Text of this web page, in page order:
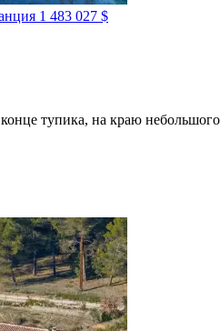
1 483 027 $
тупика, на краю